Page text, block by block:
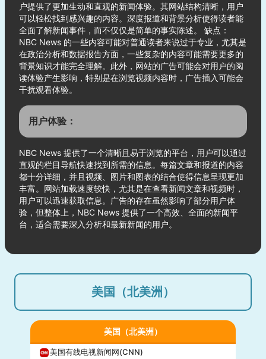
户提供了更加生动和直观的新闻体验。其网站结构清晰，用户
可以轻松找到感兴趣的内容。深度报道和背景分析使得读者能
全面了解新闻事件，而不仅仅是简单的事实陈述。 缺点：
NBC News 的一些内容可能对普通读者来说过于专业，尤其是
在政治分析和数据报告方面，一些复杂的内容可能需要更多的
背景知识才能完全理解。此外，网站的广告可能会对用户的阅
读体验产生影响，特别是在浏览视频内容时，广告插入可能会
干扰观看体验。
用户体验：
NBC News 提供了一个清晰且易于浏览的平台，用户可以通过
直观的栏目导航快速找到所需的信息。每篇文章和报道的内容
都十分详细，并且视频、图片和图表的结合使得信息呈现更加
丰富。网站加载速度较快，尤其是在查看新闻文章和视频时，
用户可以迅速获取信息。广告的存在虽然影响了部分用户体
验，但整体上，NBC News 提供了一个高效、全面的新闻平
台，适合需要深入分析和最新新闻的用户。
美国（北美洲）
美国（北美洲）
美国有线电视新闻网(CNN)